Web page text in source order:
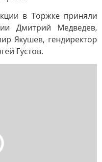
в Торжке приняли
Дмитрий Медведев,
Якушев, гендиректор
Густов.